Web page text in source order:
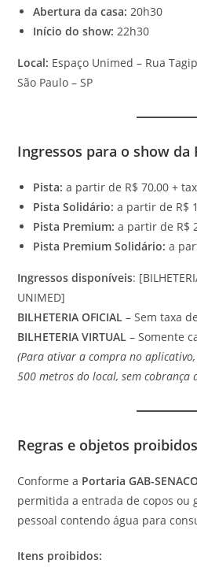
Abertura da casa: 20h30
Início do show: 22h30
Local: Espaço Unimed – Rua
São Paulo – SP
Ingressos para o show da
Pista: a partir de R$ 70,00 +
Pista Solidário: a partir de R$
Pista Premium: a partir de R$
Pista Premium Solidário: a
Ingressos disponíveis:
UNIMED]
BILHETERIA OFICIAL – Sem taxa
BILHETERIA VIRTUAL – Somente
(Para ativar a compra no
500 metros do local, sem cobrança
Regras e objetos
Conforme a Portaria GAB-
permitida a entrada de copos ou
pessoal contendo água para
Itens proibidos: